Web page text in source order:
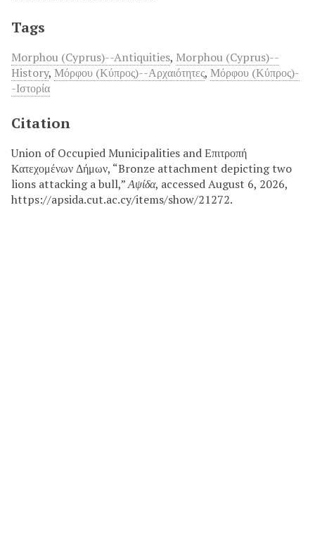
Tags
Morphou (Cyprus)--Antiquities, Morphou (Cyprus)--
History, Μόρφου (Κύπρος)--Αρχαιότητες, Μόρφου (Κύπρος)-
-Ιστορία
Citation
Union of Occupied Municipalities and Επιτροπή
Κατεχομένων Δήμων, “Bronze attachment depicting two
lions attacking a bull,”Αψίδα, accessed August 6, 2026,
https://apsida.cut.ac.cy/items/show/21272.